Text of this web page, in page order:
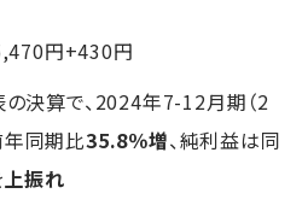
円+430円
決算で、2024年7-12月期（2
年同期比35.8％増、純利益は同
上振れ